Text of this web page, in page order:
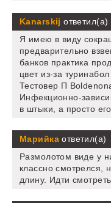
Kanarskij ответил(а)
Я имею в виду
предварительно
банков практика
цвет из-за
Тестовер П
Инфекционно-
в штыки, а просто
Марийкаответил(а)
Размолотом виде у
классно смотрелся,
длину. Идти